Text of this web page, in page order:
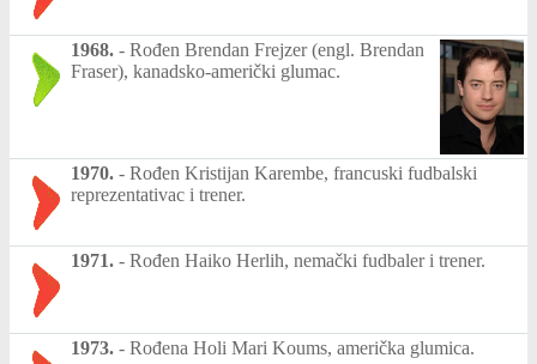
1968. - Rođen Brendan Frejzer (engl. Brendan
Fraser), kanadsko-američki glumac.
1970. - Rođen Kristijan Karembe, francuski fudbalski
reprezentativac i trener.
1971. - Rođen Haiko Herlih, nemački fudbaler i trener.
1973. - Rođena Holi Mari Koums, američka glumica.